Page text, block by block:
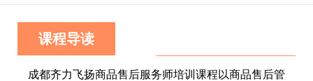
课程导读
成都齐力飞扬商品售后服务师培训课程以商品售后管